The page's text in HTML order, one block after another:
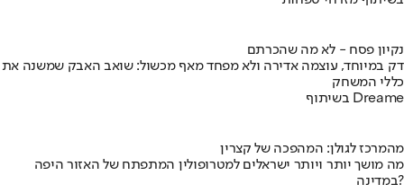
נקיון פסח - לא מה שהכרתם
דק במיוחד, עוצמה אדירה ולא מפחד מאף מכשול: שואב האבק שמשנה את
כללי המשחק
בשיתוף Dreame
מהמרכז לגולן: המהפכה של קצרין
מה מושך יותר ויותר ישראלים למטרופולין המתפתח של האזור היפה
במדינה?